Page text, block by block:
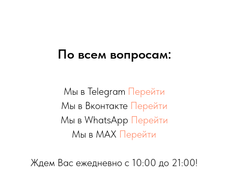
По всем вопросам:
Мы в Telegram Перейти
Мы в Вконтакте Перейти
Мы в WhatsApp Перейти
Мы в MAX Перейти
Ждем Вас ежедневно с 10:00 до 21:00!